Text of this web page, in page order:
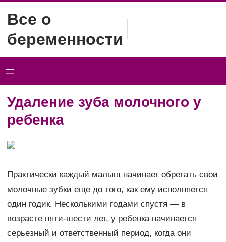
содержимому
Все о
беременности
Удаление зуба молочного у
ребенка
Практически каждый малыш начинает обретать свои
молочные зубки еще до того, как ему исполняется
один годик. Несколькими годами спустя — в
возрасте пяти-шести лет, у ребенка начинается
серьезный и ответственный период, когда они